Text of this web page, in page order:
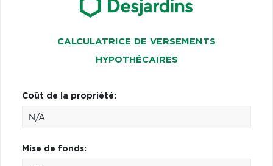
CALCULATRICE DE VERSEMENTS
HYPOTHÉCAIRES
Coût de la propriété:
Mise de fonds: